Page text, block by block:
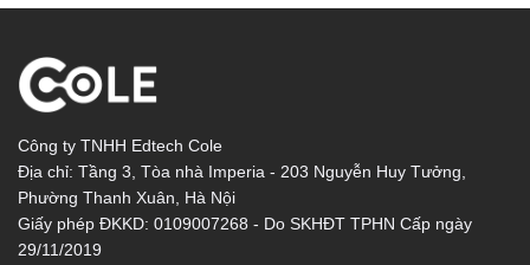
Công ty TNHH Edtech Cole
Địa chỉ: Tầng 3, Tòa nhà Imperia - 203 Nguyễn Huy Tưởng,
Phường Thanh Xuân, Hà Nội
Giấy phép ĐKKD: 0109007268 - Do SKHĐT TPHN Cấp ngày
29/11/2019